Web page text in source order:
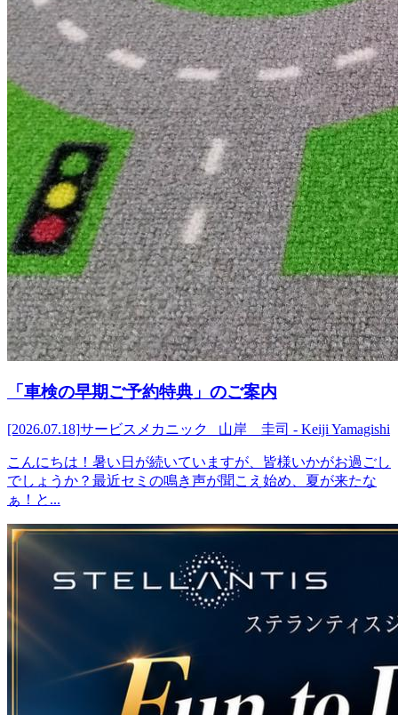
「車検の早期ご予約特典」のご案内
[2026.07.18]サービスメカニック 山岸 圭司 - Keiji Yamagishi
こんにちは！暑い日が続いていますが、皆様いかがお過ごし
でしょうか？最近セミの鳴き声が聞こえ始め、夏が来たな
ぁ！と...